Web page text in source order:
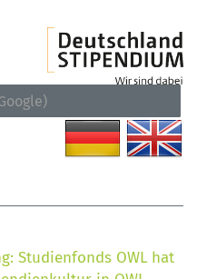
Studienfonds OWL hat